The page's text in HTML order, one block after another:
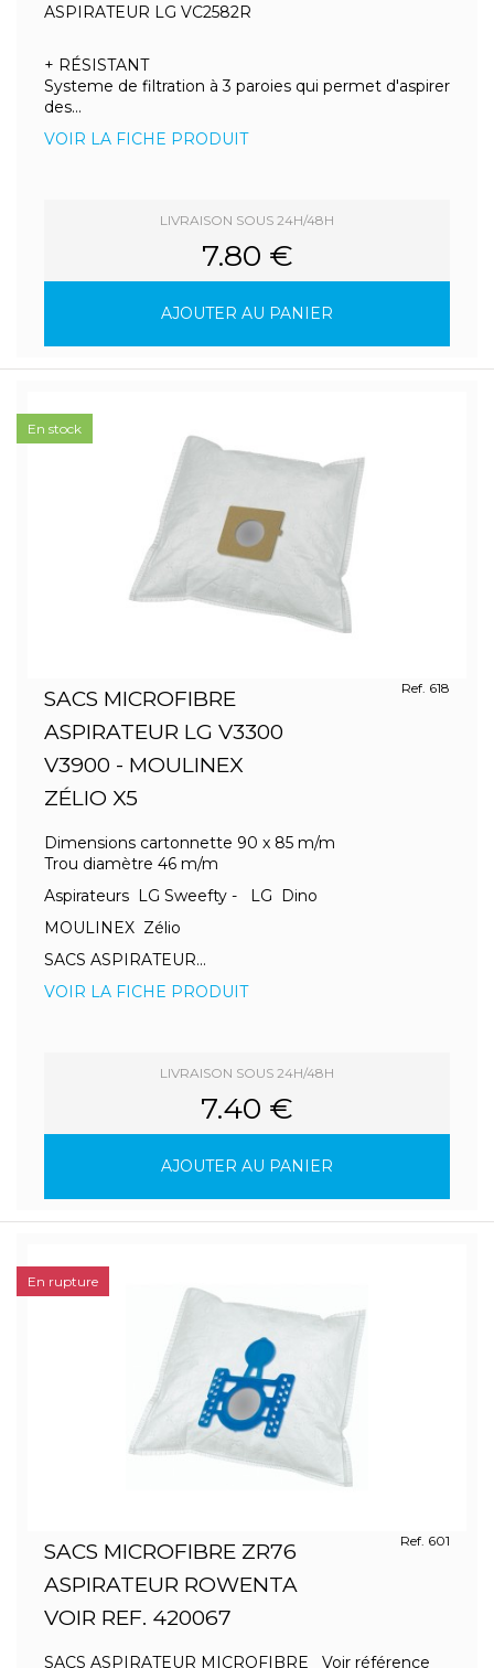
ASPIRATEUR LG VC2582R
+ RÉSISTANT
Systeme de filtration à 3 paroies qui permet d'aspirer
des...
VOIR LA FICHE PRODUIT
LIVRAISON SOUS 24H/48H
7.80 €
AJOUTER AU PANIER
SACS MICROFIBRE
ASPIRATEUR LG V3300
V3900 - MOULINEX
ZÉLIO X5
Ref. 618
Dimensions cartonnette 90 x 85 m/m
Trou diamètre 46 m/m
Aspirateurs LG Sweefty - LG Dino
MOULINEX Zélio
SACS ASPIRATEUR...
VOIR LA FICHE PRODUIT
LIVRAISON SOUS 24H/48H
7.40 €
AJOUTER AU PANIER
En stock
SACS MICROFIBRE ZR76
ASPIRATEUR ROWENTA
VOIR REF. 420067
Ref. 601
SACS ASPIRATEUR MICROFIBRE Voir référence
En rupture